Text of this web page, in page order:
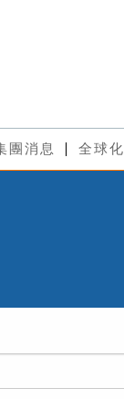
團消息 全球化